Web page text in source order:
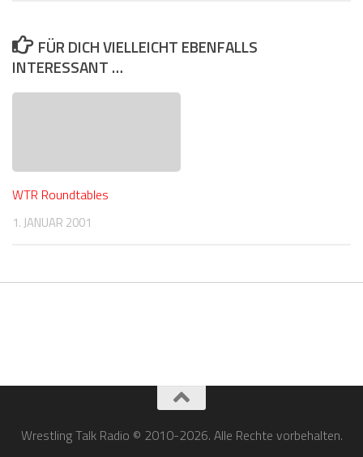
FÜR DICH VIELLEICHT EBENFALLS
INTERESSANT …
WTR Roundtables
1. JANUAR 2001
Wrestling Talk Radio © 2010-2026. Alle Rechte vorbehalten.